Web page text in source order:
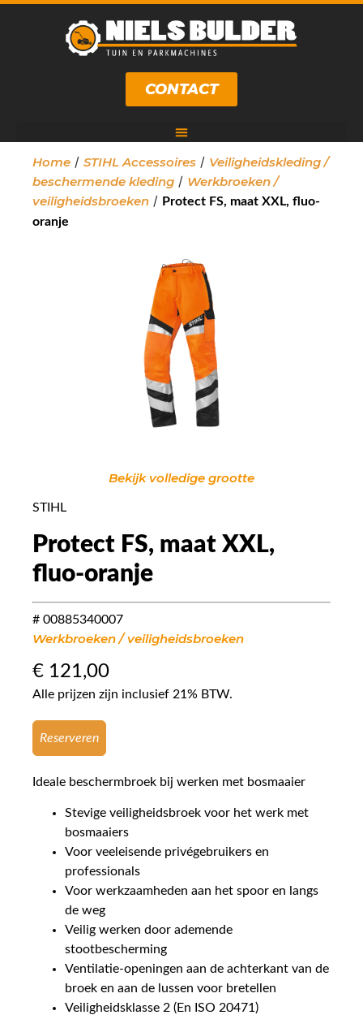
CONTACT
Home / STIHL Accessoires / Veiligheidskleding /
beschermende kleding / Werkbroeken /
veiligheidsbroeken / Protect FS, maat XXL, fluo-
oranje
Bekijk volledige grootte
STIHL
Protect FS, maat XXL,
fluo-oranje
# 00885340007
Werkbroeken / veiligheidsbroeken
€ 121,00
Alle prijzen zijn inclusief 21% BTW.
Reserveren
Ideale beschermbroek bij werken met bosmaaier
Stevige veiligheidsbroek voor het werk met
bosmaaiers
Voor veeleisende privégebruikers en
professionals
Voor werkzaamheden aan het spoor en langs
de weg
Veilig werken door ademende
stootbescherming
Ventilatie-openingen aan de achterkant van de
broek en aan de lussen voor bretellen
Veiligheidsklasse 2 (En ISO 20471)